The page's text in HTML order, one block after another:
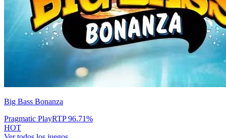
Big Bass Bonanza
Pragmatic PlayRTP96.71%
HOT